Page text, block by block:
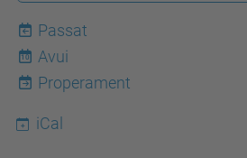
Passat
10
Avui
Properament
iCal